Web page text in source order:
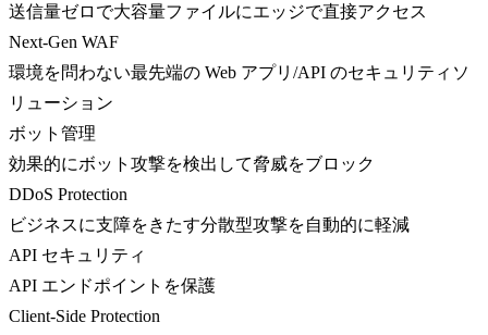
送信量ゼロで大容量ファイルにエッジで直接アクセス
Next-Gen WAF
環境を問わない最先端の Web アプリ/API のセキュリティソ
リューション
ボット管理
効果的にボット攻撃を検出して脅威をブロック
DDoS Protection
ビジネスに支障をきたす分散型攻撃を自動的に軽減
API セキュリティ
API エンドポイントを保護
Client-Side Protection